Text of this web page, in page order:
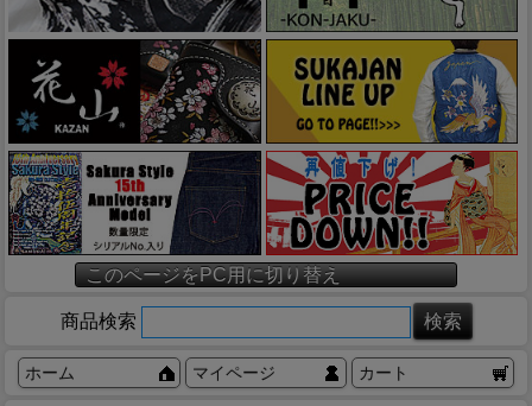
このページをPC用に切り替え
商品検索
ホーム マイページ カート